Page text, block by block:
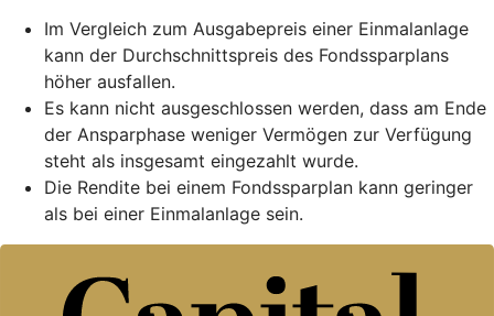
Im Vergleich zum Ausgabepreis einer Einmalanlage
kann der Durchschnittspreis des Fondssparplans
höher ausfallen.
Es kann nicht ausgeschlossen werden, dass am Ende
der Ansparphase weniger Vermögen zur Verfügung
steht als insgesamt eingezahlt wurde.
Die Rendite bei einem Fondssparplan kann geringer
als bei einer Einmalanlage sein.